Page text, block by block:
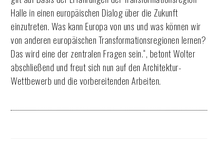
Halle in einen europäischen Dialog über die Zukunft
einzutreten. Was kann Europa von uns und was können wir
von anderen europäischen Transformationsregionen lernen?
Das wird eine der zentralen Fragen sein.“, betont Wolter
abschließend und freut sich nun auf den Architektur-
Wettbewerb und die vorbereitenden Arbeiten.